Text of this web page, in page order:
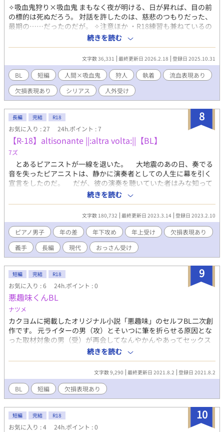
✧吸血鬼狩り×吸血鬼 まもなく夜が明ける、日が昇れば、目の前
の標的は死ぬだろう。 対話を許したのは、慈悲のつもりだった、
最期の……だったのだが。 ✧注意ほか ・R18練習も兼ねているの
でかなり早めにR18付きます。多分。 (↑嘘です。全然早めじゃ
ない。まだついてません) ・受けの欠損とか流血とかあります。で
もまた生えるんで……。 ・無意識の執着。溺愛はしないかも。し
ないというか、自覚に時間がかかります。 ・暗めの書きたいな、
の息抜き作ゆえ不定期更新。お気に入りつけてもらえると更新ご
と通知とびます。
続きを読む
文字数 36,331 最終更新日 2026.2.18 登録日 2025.10.31
BL 短編 人間×吸血鬼 狩人 執着
流血表現あり
欠損表現あり
シリアス 人外受け
8
長編 完結 R18
お気に入り : 27 24h.ポイント : 7
【R-18】altisonante ||:altra volta:||【BL】
7ズ
とあるピアニストが一線を退いた。 大地震のあの日、奏でる
音を失ったピアニストは、静かに演奏者としての人生に幕を引く
宣言をしたのだ。 だが、彼の演奏を聴いていた者はみな知って
いる。 彼の指先が鍵盤に触れるその瞬間まで、彼はピアノと共
に生きていたことを。 そして今、“彼等”は再び舞台に立ってい
る。 再び響き始めた旋律。 それは長い眠りから覚めたかのよ
うに、力強く、生き生きとしていて……新しかった。 そこには
かつて失われたはずの彼の音が、もう一度、響いていた── 《高
らかに響かせて》 ||:《もう一度》:|| 専属ピアニスト×両腕欠損作
曲家 ※2023/3/14….…46話・完結予定
続きを読む
文字数 180,732 最終更新日 2023.3.14 登録日 2023.2.10
ピアノ男子 年の差 年下攻め 年上受け
欠損表現あり
義手
長編 現代 おっさん受け
9
短編 完結 R18
お気に入り : 6 24h.ポイント : 0
悪趣味くんBL
ナツメ
カクヨムに掲載したオリジナル小説「悪趣味」のセルフBL二次創
作です。 元ライターの男（攻）とそいつに筆を折らせる原因とな
った取材対象の男（受）が再会してなんやかんやあってセックス
するだけの話 元作品を先に読んだほうが面白いと思います。 ※あ
くまで二次創作であって本編の話ではありません。 本編と同じリ
アリティラインを保ったままなんとか二人をセックスまで持ち込
もうとしたら、なんとなくハッピーエンドになってしまった。
続きを読む
文字数 9,290 最終更新日 2021.8.2 登録日 2021.8.2
BL 短編 欠損表現あり
10
短編 完結 R18
お気に入り : 4 24h.ポイント : 0